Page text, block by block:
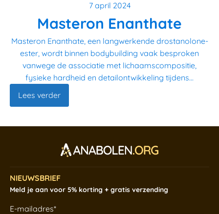
7 april 2024
Masteron Enanthate
Masteron Enanthate, een langwerkende drostanolone-
ester, wordt binnen bodybuilding vaak besproken
vanwege de associatie met lichaamscompositie,
fysieke hardheid en detailontwikkeling tijdens...
Lees verder
NIEUWSBRIEF
Meld je aan voor 5% korting + gratis verzending
E-mailadres*